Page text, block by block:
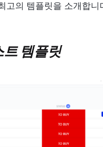
고의 템플릿을 소개합니
템플릿